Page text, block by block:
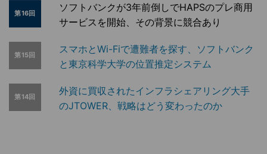
第16回
ソフトバンクが3年前倒しでHAPSのプレ商用
サービスを開始、その背景に競合あり
第15回
スマホとWi-Fiで遭難者を探す、ソフトバンク
と東京科学大学の位置推定システム
第14回
外資に買収されたインフラシェアリング大手
のJTOWER、戦略はどう変わったのか